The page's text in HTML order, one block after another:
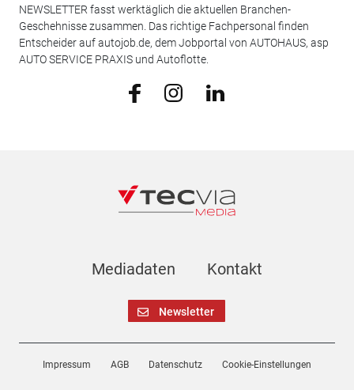
NEWSLETTER fasst werktäglich die aktuellen Branchen-
Geschehnisse zusammen. Das richtige Fachpersonal finden
Entscheider auf autojob.de, dem Jobportal von AUTOHAUS, asp
AUTO SERVICE PRAXIS und Autoflotte.
Mediadaten Kontakt
Newsletter
Impressum AGB Datenschutz Cookie-Einstellungen